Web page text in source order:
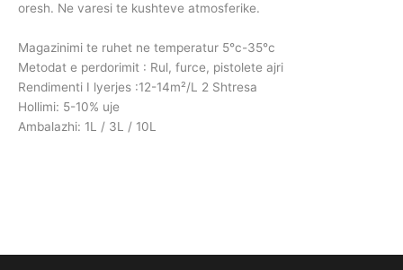
oresh. Ne varesi te kushteve atmosferike.
Magazinimi te ruhet ne temperatur 5°c-35°c
Metodat e perdorimit : Rul, furce, pistolete ajri
Rendimenti I lyerjes :12-14m²/L 2 Shtresa
Hollimi: 5-10% uje
Ambalazhi: 1L / 3L / 10L